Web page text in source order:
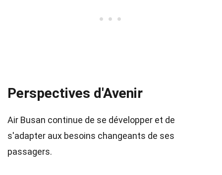
Perspectives d'Avenir
Air Busan continue de se développer et de
s'adapter aux besoins changeants de ses
passagers.